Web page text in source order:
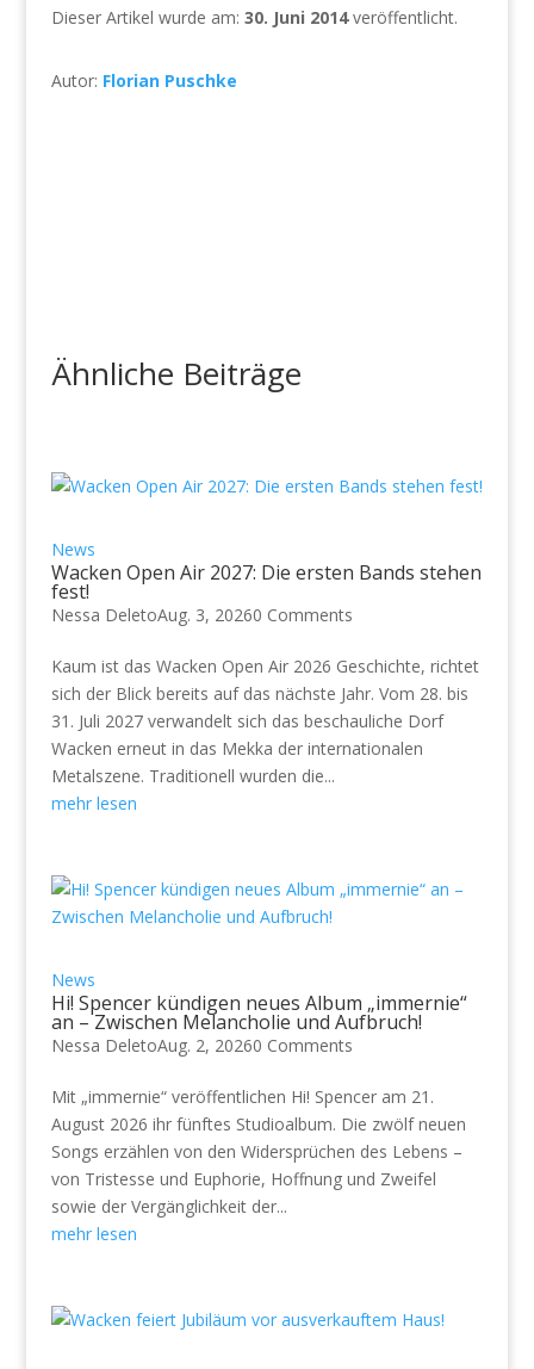
Dieser Artikel wurde am: 30. Juni 2014veröffentlicht.
Autor: Florian Puschke
Ähnliche Beiträge
News
Wacken Open Air 2027: Die ersten Bands stehen
fest!
Nessa DeletoAug. 3, 20260 Comments
Kaum ist das Wacken Open Air 2026 Geschichte, richtet
sich der Blick bereits auf das nächste Jahr. Vom 28. bis
31. Juli 2027 verwandelt sich das beschauliche Dorf
Wacken erneut in das Mekka der internationalen
Metalszene. Traditionell wurden die...
mehr lesen
News
Hi! Spencer kündigen neues Album „immernie“
an – Zwischen Melancholie und Aufbruch!
Nessa DeletoAug. 2, 20260 Comments
Mit „immernie“ veröffentlichen Hi! Spencer am 21.
August 2026 ihr fünftes Studioalbum. Die zwölf neuen
Songs erzählen von den Widersprüchen des Lebens –
von Tristesse und Euphorie, Hoffnung und Zweifel
sowie der Vergänglichkeit der...
mehr lesen